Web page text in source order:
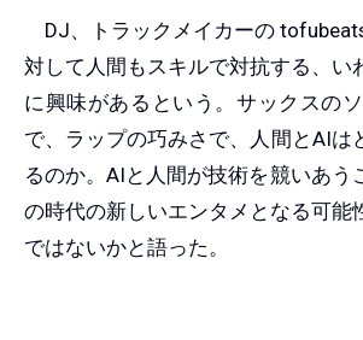
DJ、トラックメイカーの
対して人間もスキルで対抗する、い
に興味があるという。サックスの
で、ラップの巧みさで、人間とAIは
るのか。AIと人間が技術を競いあう
の時代の新しいエンタメとなる可能
ではないかと語った。